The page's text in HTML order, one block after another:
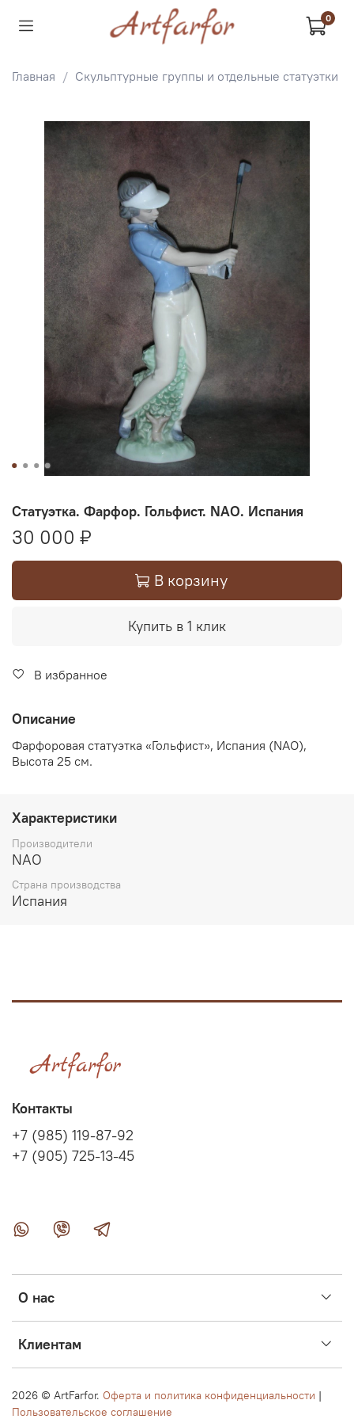
0
Главная Скульптурные группы и отдельные статуэтки
Статуэтка. Фарфор. Гольфист. NAO. Испания
30 000 ₽
В корзину
Купить в 1 клик
В избранное
Описание
Фарфоровая статуэтка «Гольфист», Испания (NAO),
Высота 25 см.
Характеристики
Производители
NAO
Страна производства
Испания
О нас
Клиентам
Контакты
+7 (985) 119-87-92
+7 (905) 725-13-45
2026 © ArtFarfor. Оферта и политика конфиденциальности |
Пользовательское соглашение